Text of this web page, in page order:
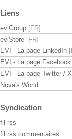
Liens
eviGroup
eviStore
EVI - La page LinkedIn
EVI - La page Facebook
EVI - La page Twitter / X
Nova's World
Syndication
fil rss
fil rss commentaires